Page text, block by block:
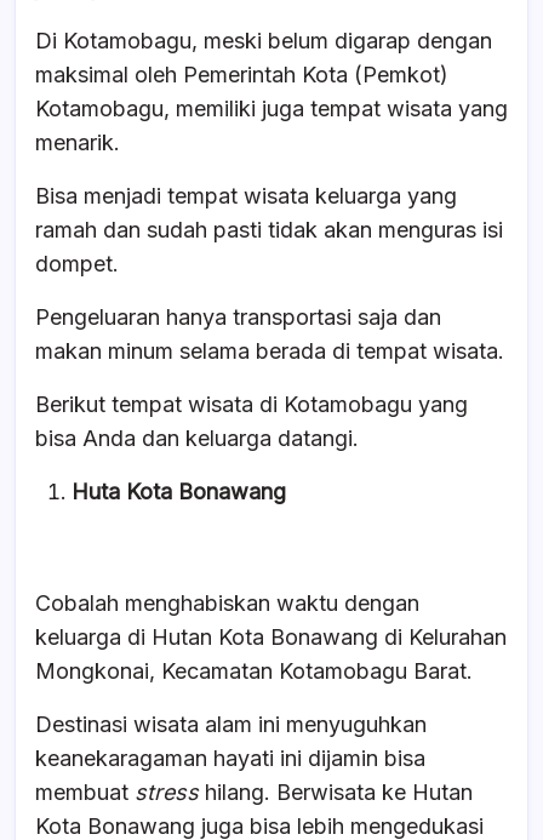
Di Kotamobagu, meski belum digarap dengan
maksimal oleh Pemerintah Kota (Pemkot)
Kotamobagu, memiliki juga tempat wisata yang
menarik.
Bisa menjadi tempat wisata keluarga yang
ramah dan sudah pasti tidak akan menguras isi
dompet.
Pengeluaran hanya transportasi saja dan
makan minum selama berada di tempat wisata.
Berikut tempat wisata di Kotamobagu yang
bisa Anda dan keluarga datangi.
Huta Kota Bonawang
Cobalah menghabiskan waktu dengan
keluarga di Hutan Kota Bonawang di Kelurahan
Mongkonai, Kecamatan Kotamobagu Barat.
Destinasi wisata alam ini menyuguhkan
keanekaragaman hayati ini dijamin bisa
membuat stresshilang. Berwisata ke Hutan
Kota Bonawang juga bisa lebih mengedukasi